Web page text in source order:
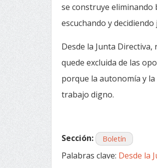
se construye
escuchando y
Desde la Junta
quede excluida de las
porque la autonomía y la
trabajo digno.
Sección: Boletín
Palabras clave: Desde la